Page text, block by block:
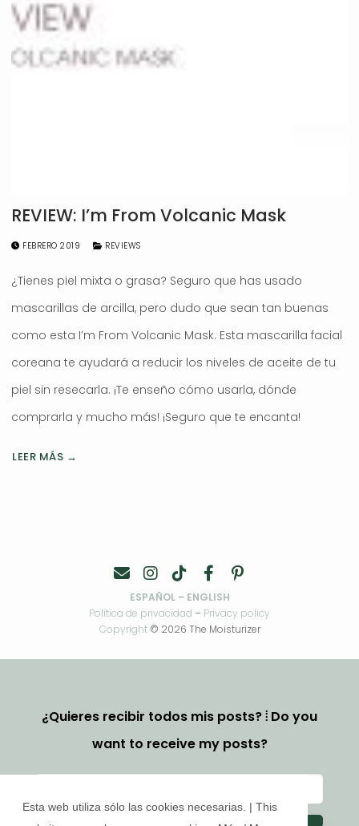
Esta web utiliza sólo las cookies necesarias. | This
REVIEW: I’m From Volcanic Mask
FEBRERO 2019 REVIEWS
¿Tienes piel mixta o grasa? Seguro que has usado
mascarillas de arcilla, pero dudo que sean tan buenas
como esta I’m From Volcanic Mask. Esta mascarilla facial
coreana te ayudará a reducir los niveles de aceite de tu
piel sin resecarla. ¡Te enseño cómo usarla, dónde
comprarla y mucho más! ¡Seguro que te encanta!
LEER MÁS →
ESPAÑOL– ENGLISH
Política de privacidad – Privacy policy
Copyright© 2026 The Moisturizer
¿Quieres recibir todos mis posts? ⦙ Do you
want to receive my posts?